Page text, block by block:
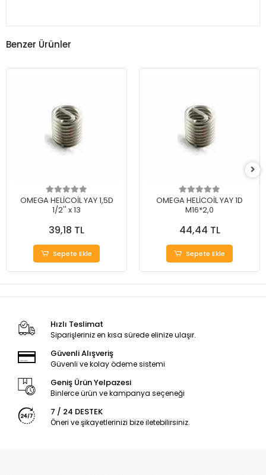
Benzer Ürünler
OMEGA HELİCOİL YAY 1,5D
1/2'' x 13
39,18 TL
Sepete Ekle
OMEGA HELİCOİL YAY 1D
M16*2,0
44,44 TL
Sepete Ekle
Hızlı Teslimat
Siparişleriniz en kısa sürede elinize ulaşır.
Güvenli Alışveriş
Güvenli ve kolay ödeme sistemi
Geniş Ürün Yelpazesi
Binlerce ürün ve kampanya seçeneği
7 / 24 DESTEK
Öneri ve şikayetlerinizi bize iletebilirsiniz.